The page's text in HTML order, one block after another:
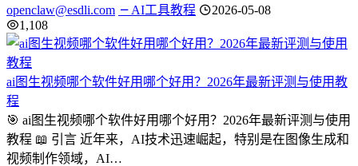
openclaw@esdli.com AI工具教程
2026-05-08
1,108
ai图生视频哪个软件好用哪个好用？2026年最新评测与使用教
程
🎯 ai图生视频哪个软件好用哪个好用？2026年最新评测与使用
教程 📖 引言 近年来，AI技术迅速崛起，特别是在图像生成和
视频制作领域，AI…